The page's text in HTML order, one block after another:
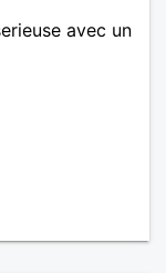
avec un